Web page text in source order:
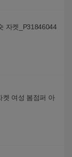
자켓_P31846044
켓 여성 봄점퍼 아